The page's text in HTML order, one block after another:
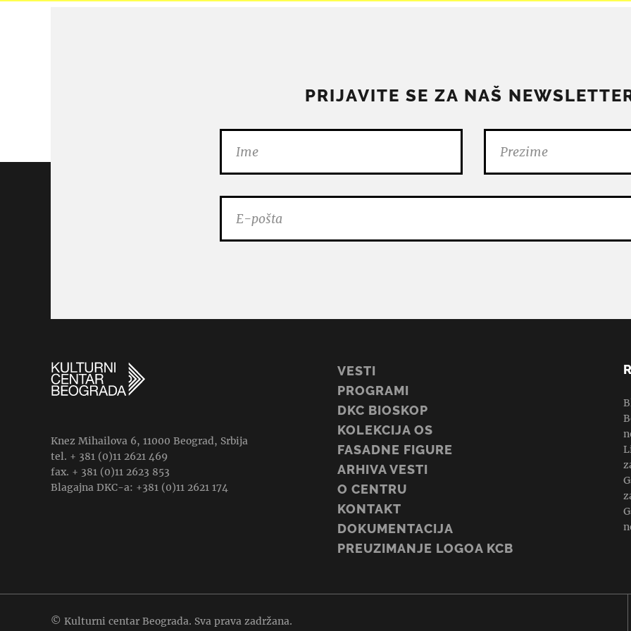
PRIJAVITE SE ZA NAŠ
Knez Mihailova 6, 11000 Beograd, Srbija
tel. + 381 (0)11 2621 469
fax. + 381 (0)11 2623 853
Blagajna DKC-a: +381 (0)11 2621 174
VESTI
PROGRAMI
DKC BIOSKOP
KOLEKCIJA OS
FASADNE FIGURE
ARHIVA VESTI
O CENTRU
KONTAKT
DOKUMENTACIJA
PREUZIMANJE LOGOA KCB
© Kulturni centar Beograda. Sva prava zadržana.